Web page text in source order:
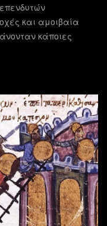
και αμοιβαία
κάποιες